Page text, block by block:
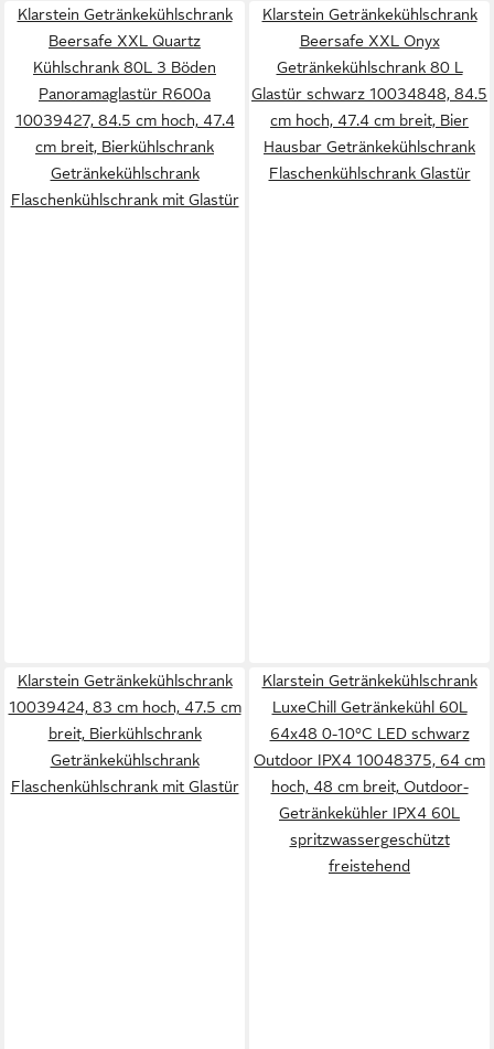
Klarstein Getränkekühlschrank
Beersafe XXL Quartz
Kühlschrank 80L 3 Böden
Panoramaglastür R600a
10039427, 84.5 cm hoch, 47.4
cm breit, Bierkühlschrank
Getränkekühlschrank
Flaschenkühlschrank mit Glastür
Klarstein Getränkekühlschrank
Beersafe XXL Onyx
Getränkekühlschrank 80 L
Glastür schwarz 10034848, 84.5
cm hoch, 47.4 cm breit, Bier
Hausbar Getränkekühlschrank
Flaschenkühlschrank Glastür
Klarstein Getränkekühlschrank
10039424, 83 cm hoch, 47.5 cm
breit, Bierkühlschrank
Getränkekühlschrank
Flaschenkühlschrank mit Glastür
Klarstein Getränkekühlschrank
LuxeChill Getränkekühl 60L
64x48 0-10°C LED schwarz
Outdoor IPX4 10048375, 64 cm
hoch, 48 cm breit, Outdoor-
Getränkekühler IPX4 60L
spritzwassergeschützt
freistehend